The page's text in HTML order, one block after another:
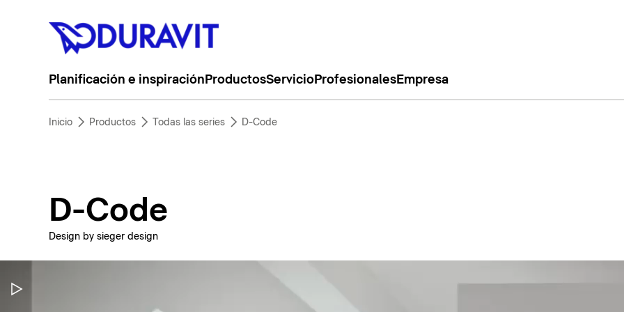
Planificación e inspiración ProductosServicioProfesionalesEmpresa
Inicio Productos Todas las series D-Code
D-Code
Design by sieger design
Pausar vídeo